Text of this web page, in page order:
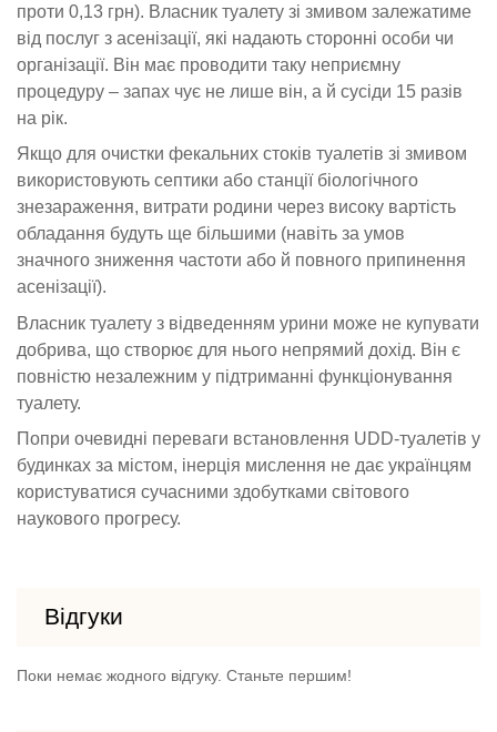
проти 0,13 грн). Власник туалету зі змивом залежатиме
від послуг з асенізації, які надають сторонні особи чи
організації. Він має проводити таку неприємну
процедуру – запах чує не лише він, а й сусіди 15 разів
на рік.
Якщо для очистки фекальних стоків туалетів зі змивом
використовують септики або станції біологічного
знезараження, витрати родини через високу вартість
обладання будуть ще більшими (навіть за умов
значного зниження частоти або й повного припинення
асенізації).
Власник туалету з відведенням урини може не купувати
добрива, що створює для нього непрямий дохід. Він є
повністю незалежним у підтриманні функціонування
туалету.
Попри очевидні переваги встановлення UDD-туалетів у
будинках за містом, інерція мислення не дає українцям
користуватися сучасними здобутками світового
наукового прогресу.
Відгуки
Поки немає жодного відгуку. Станьте першим!